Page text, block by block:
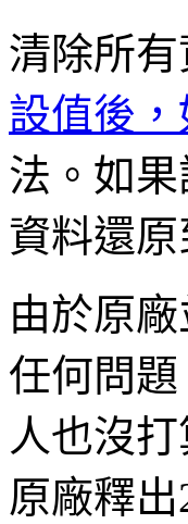
清除所
設值後
法。如
資料還原
由於原
任何問
人也沒
原廠釋